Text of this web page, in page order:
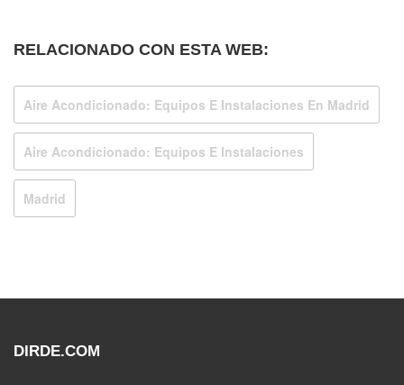
RELACIONADO CON ESTA WEB:
Aire Acondicionado: Equipos E Instalaciones En Madrid
Aire Acondicionado: Equipos E Instalaciones
Madrid
DIRDE.COM